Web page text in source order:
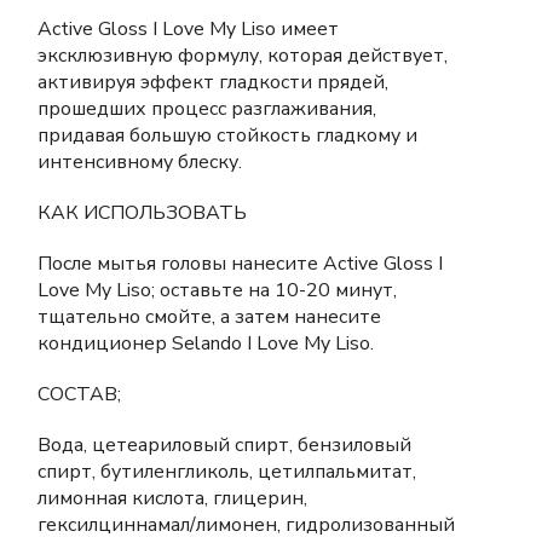
Active Gloss I Love My Liso имеет
эксклюзивную формулу, которая действует,
активируя эффект гладкости прядей,
прошедших процесс разглаживания,
придавая большую стойкость гладкому и
интенсивному блеску.
КАК ИСПОЛЬЗОВАТЬ
После мытья головы нанесите Active Gloss I
Love My Liso; оставьте на 10-20 минут,
тщательно смойте, а затем нанесите
кондиционер Selando I Love My Liso.
СОСТАВ;
Вода, цетеариловый спирт, бензиловый
спирт, бутиленгликоль, цетилпальмитат,
лимонная кислота, глицерин,
гексилциннамал/лимонен, гидролизованный